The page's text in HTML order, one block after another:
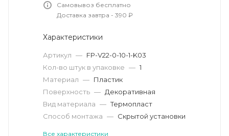
Самовывоз бесплатно
Доставка завтра - 390 ₽
Характеристики
Артикул — FP-V22-0-10-1-K03
Кол-во штук в упаковке — 1
Материал — Пластик
Поверхность — Декоративная
Вид материала — Термопласт
Способ монтажа — Скрытой установки
Все характеристики